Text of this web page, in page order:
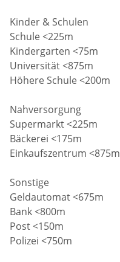
Kinder & Schulen
Schule <225m
Kindergarten <75m
Universität <875m
Höhere Schule <200m
Nahversorgung
Supermarkt <225m
Bäckerei <175m
Einkaufszentrum <875m
Sonstige
Geldautomat <675m
Bank <800m
Post <150m
Polizei <750m